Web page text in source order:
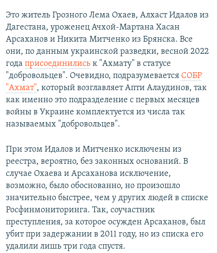
Это житель Грозного Лема Охаев, Алхаст Идалов из
Дагестана, уроженец Ачхой-Мартана Хасан
Арсаханов и Никита Митченко из Брянска. Все
они, по данным украинской разведки, весной 2022
года присоединились к "Ахмату" в статусе
"добровольцев". Очевидно, подразумевается СОБР
"Ахмат", который возглавляет Апти Алаудинов, так
как именно это подразделение с первых месяцев
войны в Украине комплектуется из числа так
называемых "добровольцев".
При этом Идалов и Митченко исключены из
реестра, вероятно, без законных оснований. В
случае Охаева и Арсаханова исключение,
возможно, было обоснованно, но произошло
значительно быстрее, чем у других людей в списке
Росфинмониторинга. Так, соучастник
преступления, за которое осужден Арсаханов, был
убит при задержании в 2011 году, но из списка его
удалили лишь три года спустя.